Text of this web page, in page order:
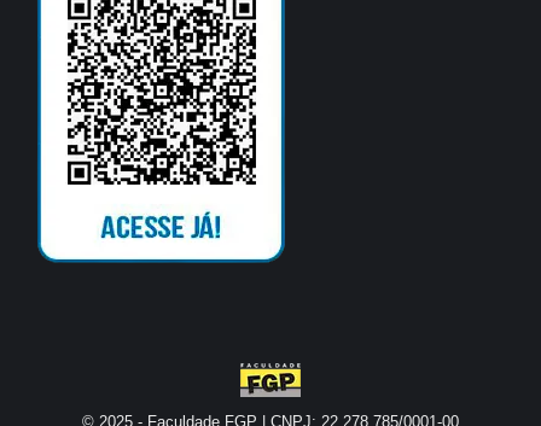
© 2025 - Faculdade FGP | CNPJ: 22.278.785/0001-00